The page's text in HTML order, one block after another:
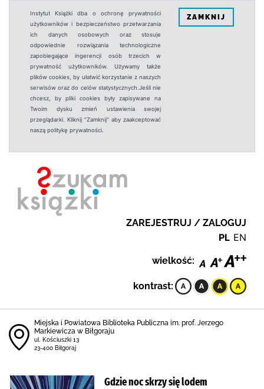
Instytut Książki dba o ochronę prywatności
użytkowników i bezpieczeństwo przetwarzania
ich danych osobowych oraz stosuje
odpowiednie rozwiązania technologiczne
zapobiegające ingerencji osób trzecich w
prywatność użytkowników. Używamy także
plików cookies, by ułatwić korzystanie z naszych
serwisów oraz do celów statystycznych.Jeśli nie
chcesz, by pliki cookies były zapisywane na
Twoim dysku zmień ustawienia swojej
przeglądarki. Kliknij "Zamknij" aby zaakceptować
naszą politykę prywatności.
ZAMKNIJ
ZAREJESTRUJ / ZALOGUJ
PL EN
wielkość:
kontrast:
Miejska i Powiatowa Biblioteka Publiczna im. prof. Jerzego
Markiewicza w Biłgoraju
ul. Kościuszki 13
23-400 Biłgoraj
Gdzie noc skrzy się lodem